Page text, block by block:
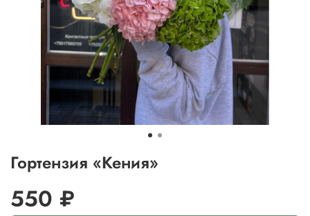
Гортензия «Кения»
550 ₽